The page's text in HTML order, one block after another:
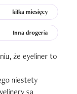
kilka miesięcy
Inna drogeria
że eyeliner to
niestety
są